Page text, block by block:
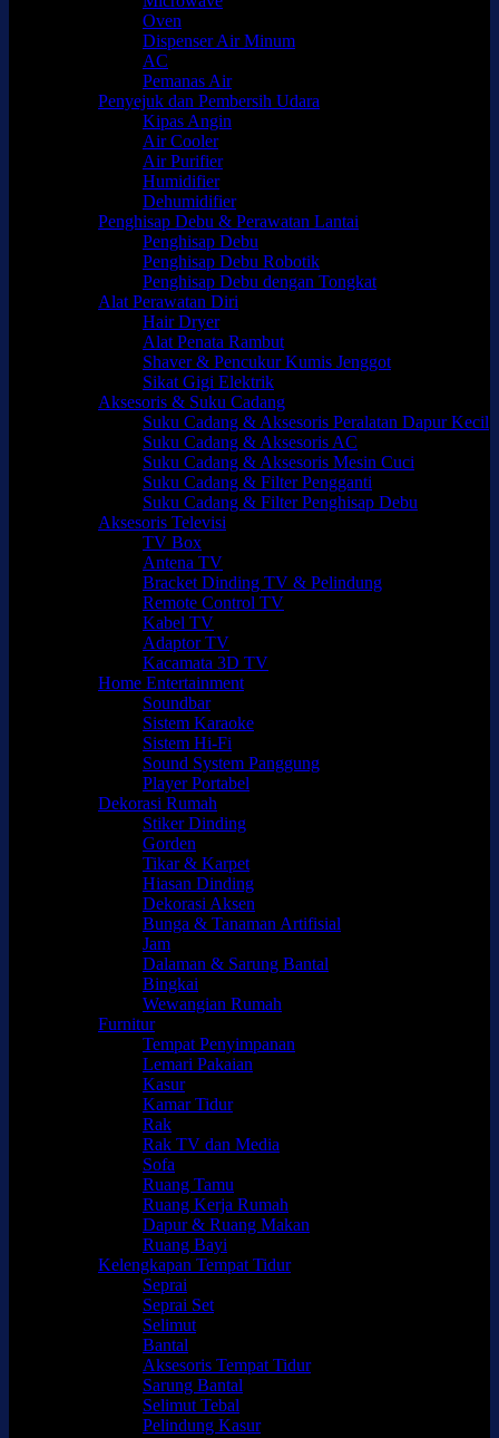
Oven
Dispenser Air Minum
AC
Pemanas Air
Penyejuk dan Pembersih Udara
Kipas Angin
Air Cooler
Air Purifier
Humidifier
Dehumidifier
Penghisap Debu & Perawatan Lantai
Penghisap Debu
Penghisap Debu Robotik
Penghisap Debu dengan Tongkat
Alat Perawatan Diri
Hair Dryer
Alat Penata Rambut
Shaver & Pencukur Kumis Jenggot
Sikat Gigi Elektrik
Aksesoris & Suku Cadang
Suku Cadang & Aksesoris Peralatan Dapur Kecil
Suku Cadang & Aksesoris AC
Suku Cadang & Aksesoris Mesin Cuci
Suku Cadang & Filter Pengganti
Suku Cadang & Filter Penghisap Debu
Aksesoris Televisi
TV Box
Antena TV
Bracket Dinding TV & Pelindung
Remote Control TV
Kabel TV
Adaptor TV
Kacamata 3D TV
Home Entertainment
Soundbar
Sistem Karaoke
Sistem Hi-Fi
Sound System Panggung
Player Portabel
Dekorasi Rumah
Stiker Dinding
Gorden
Tikar & Karpet
Hiasan Dinding
Dekorasi Aksen
Bunga & Tanaman Artifisial
Jam
Dalaman & Sarung Bantal
Bingkai
Wewangian Rumah
Furnitur
Tempat Penyimpanan
Lemari Pakaian
Kasur
Kamar Tidur
Rak
Rak TV dan Media
Sofa
Ruang Tamu
Ruang Kerja Rumah
Dapur & Ruang Makan
Ruang Bayi
Kelengkapan Tempat Tidur
Seprai
Seprai Set
Selimut
Bantal
Aksesoris Tempat Tidur
Sarung Bantal
Selimut Tebal
Pelindung Kasur